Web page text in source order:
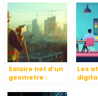
éco-
responsables
pour votre
entreprise
pour
Salaire net d’un
geometre :
Les